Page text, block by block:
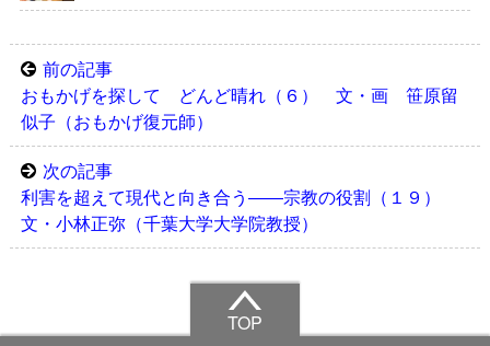
前の記事
おもかげを探して どんど晴れ（６） 文・画 笹原留
似子（おもかげ復元師）
次の記事
利害を超えて現代と向き合う――宗教の役割（１９）
文・小林正弥（千葉大学大学院教授）
TOP